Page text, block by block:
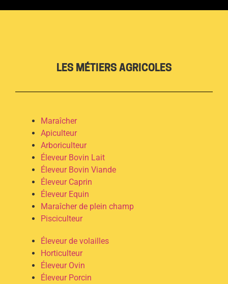
LES MÉTIERS AGRICOLES
Maraîcher
Apiculteur
Arboriculteur
Éleveur Bovin Lait
Éleveur Bovin Viande
Éleveur Caprin
Éleveur Equin
Maraîcher de plein champ
Pisciculteur
Éleveur de volailles
Horticulteur
Éleveur Ovin
Éleveur Porcin